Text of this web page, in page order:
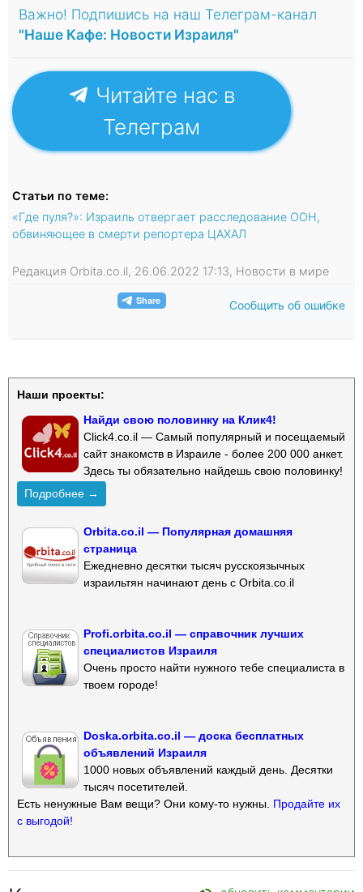
Важно! Подпишись на наш Телеграм-канал
"Наше Кафе: Новости Израиля"
Читайте нас в
Телеграм
Статьи по теме:
«Где пуля?»: Израиль отвергает расследование ООН,
обвиняющее в смерти репортера ЦАХАЛ
Редакция Orbita.co.il, 26.06.2022 17:13, Новости в мире
Сообщить об ошибке
Наши проекты:
Найди свою половинку на Клик4!
Click4.co.il — Самый популярный и посещаемый
сайт знакомств в Израиле - более 200 000 анкет.
Здесь ты обязательно найдешь свою половинку!
Подробнее →
Orbita.co.il — Популярная домашняя
страница
Ежедневно десятки тысяч русскоязычных
израильтян начинают день с Orbita.co.il
Profi.orbita.co.il — справочник лучших
специалистов Израиля
Очень просто найти нужного тебе специалиста в
твоем городе!
Doska.orbita.co.il — доска бесплатных
объявлений Израиля
1000 новых объявлений каждый день. Десятки
тысяч посетителей.
Есть ненужные Вам вещи? Они кому-то нужны. Продайте их
с выгодой!